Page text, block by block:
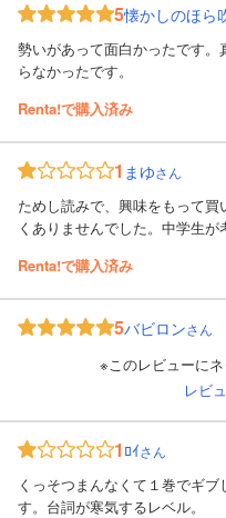
5懐かしのほら
勢いがあって面白かったです
らなかったです。
Renta!で購入済み
1 まゆさん
ためし読みで、興味をもって
くありませんでした。中学生が
Renta!で購入済み
5バビロンさん
※このレビューにネ
レビ
1 ﾛｲさん
くっそつまんなくて１巻でギ
す。台詞が寒気するレベル。